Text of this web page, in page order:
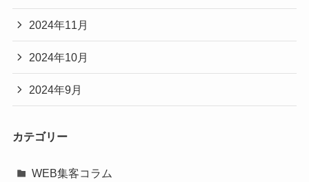
2024年11月
2024年10月
2024年9月
カテゴリー
WEB集客コラム